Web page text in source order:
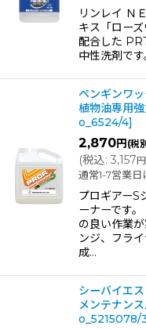
リンレイ Ｎ
キス「ロー
配合した
中性洗剤で
ペンギンワ
植物油専用
o_6524/4]
2,870円 (税
(税込: 3,157円
通常1-7営業日
プロギアーS
ーナーです
の良い作業
ンジ、フラ
成…
シーバイエ
メンテナン
o_5215078/